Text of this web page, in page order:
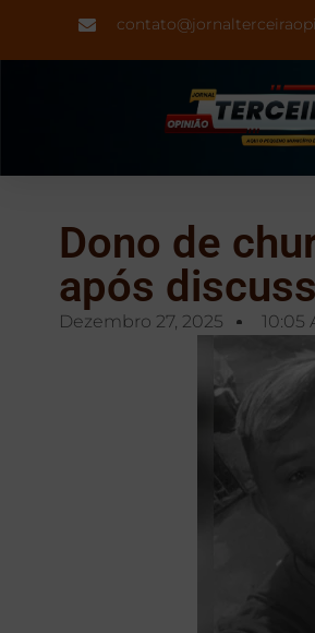
Dono de
após
Dezembro 27, 2025 10:05